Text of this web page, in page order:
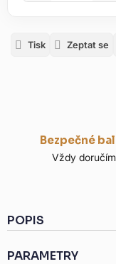
Tisk Zeptat se
Bezpečné
Vždy
POPIS
PARAMETRY